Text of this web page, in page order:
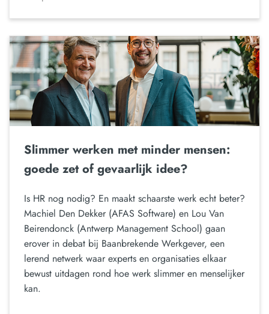
Slimmer werken met minder mensen:
goede zet of gevaarlijk idee?
Is HR nog nodig? En maakt schaarste werk echt beter?
Machiel Den Dekker (AFAS Software) en Lou Van
Beirendonck (Antwerp Management School) gaan
erover in debat bij Baanbrekende Werkgever, een
lerend netwerk waar experts en organisaties elkaar
bewust uitdagen rond hoe werk slimmer en menselijker
kan.